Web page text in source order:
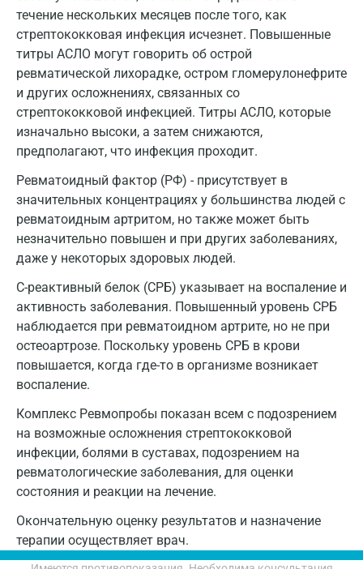
течение нескольких месяцев после того, как
стрептококковая инфекция исчезнет. Повышенные
титры АСЛО могут говорить об острой
ревматической лихорадке, остром гломерулонефрите
и других осложнениях, связанных со
стрептококковой инфекцией. Титры АСЛО, которые
изначально высоки, а затем снижаются,
предполагают, что инфекция проходит.
Ревматоидный фактор (РФ) - присутствует в
значительных концентрациях у большинства людей с
ревматоидным артритом, но также может быть
незначительно повышен и при других заболеваниях,
даже у некоторых здоровых людей.
С-реактивный белок (СРБ) указывает на воспаление и
активность заболевания. Повышенный уровень СРБ
наблюдается при ревматоидном артрите, но не при
остеоартрозе. Поскольку уровень СРБ в крови
повышается, когда где-то в организме возникает
воспаление.
Комплекс Ревмопробы показан всем с подозрением
на возможные осложнения стрептококковой
инфекции, болями в суставах, подозрением на
ревматологические заболевания, для оценки
состояния и реакции на лечение.
Окончательную оценку результатов и назначение
терапии осуществляет врач.
Калуга
Кемерово
Ковров
Коломна
Королев
Кострома
Котельники
Красногорск
Краснодар
Красноярск
Курск
Лабинск
Липецк
Люберцы
Майкоп
Мурино
Мурманск